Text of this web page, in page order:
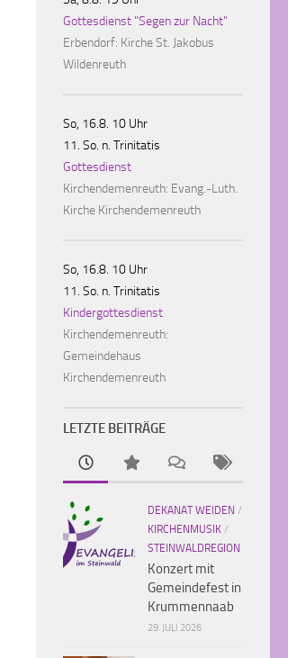
Gottesdienst "Segen zur Nacht"
Erbendorf: Kirche St. Jakobus
Wildenreuth
So, 16.8. 10 Uhr
11. So. n. Trinitatis
Gottesdienst
Kirchendemenreuth: Evang.-Luth.
Kirche Kirchendemenreuth
So, 16.8. 10 Uhr
11. So. n. Trinitatis
Kindergottesdienst
Kirchendemenreuth:
Gemeindehaus
Kirchendemenreuth
LETZTE BEITRÄGE
DEKANAT WEIDEN /
KIRCHENMUSIK /
STEINWALDREGION
Konzert mit
Gemeindefest in
Krummennaab
29. JULI 2026